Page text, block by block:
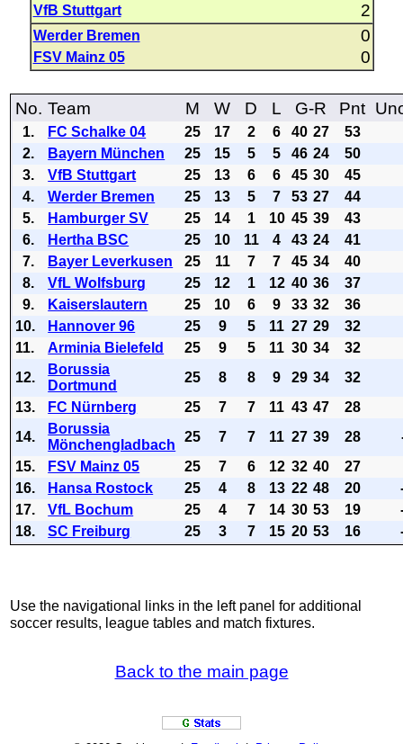
VfB Stuttgart 2
Werder Bremen 0
FSV Mainz 05 0
No. Team M W D L G-R Pnt
1. FC Schalke 04 25 17 2 6 40 27 53
2.
Bayern München 25 15 5 5 46 24
50
3.
VfB Stuttgart 25 13 6 6 45 30
45
4.
Werder Bremen 25 13 5 7 53 27
44
5.
Hamburger SV 25 14 1 10 45 39
43
6.
Hertha BSC 25 10 11 4 43 24
41
7.
Bayer Leverkusen 25 11 7 7 45 34
40
8.
VfL Wolfsburg 25 12 1 12 40 36
37
9.
Kaiserslautern 25 10 6 9 33 32
36
10.
Hannover 96 25 9 5 11 27 29
32
11.
Arminia Bielefeld 25 9 5 11 30 34
32
12.
Borussia
Dortmund
25 8 8 9 29 34
32
13.
FC Nürnberg 25 7 7 11 43 47
28
14.
Borussia
Mönchengladbach
25 7 7 11 27 39 28
15.
FSV Mainz 05 25 7 6 12 32 40
27
16.
Hansa Rostock 25 4 8 13 22 48 20
17.
VfL Bochum 25 4 7 14 30 53 19
18.
SC Freiburg 25 3 7 15 20 53 16
Use the navigational links in the left panel for additional
soccer results, league tables and match fixtures.
Back to the main page